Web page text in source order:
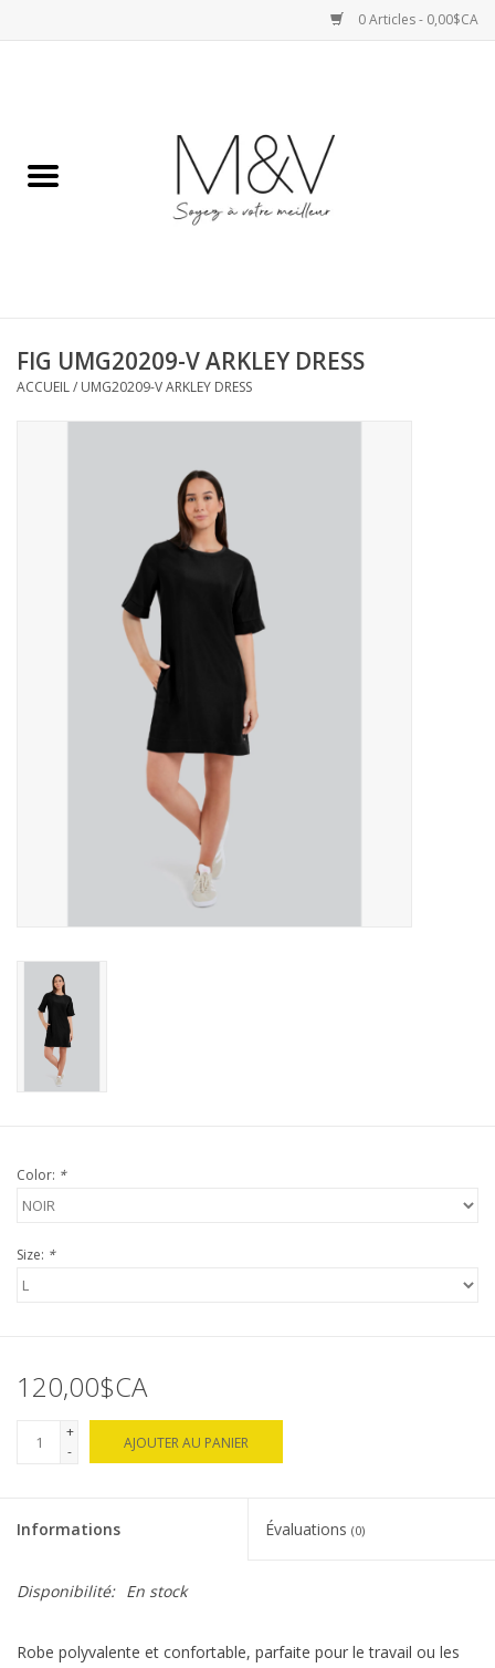
0 Articles - 0,00$CA
SPORTS
BAS
ACCESSOIRES
MAILLOTS DE BAIN
FIG UMG20209-V ARKLEY DRESS
ACCUEIL/ UMG20209-V ARKLEY DRESS
Color: *
Size: *
120,00$CA
+
-
AJOUTER AU PANIER
Informations Évaluations (0)
Disponibilité: En stock
Robe polyvalente et confortable, parfaite pour le travail ou les